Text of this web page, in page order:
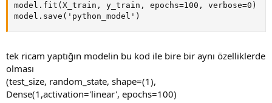
model.fit(X_train, y_train, epochs=100, verbose=0)
model.save('python_model')
tek ricam yaptığın modelin bu kod ile bire bir aynı özelliklerde
olması
(test_size, random_state, shape=(1),
Dense(1,activation='linear', epochs=100)